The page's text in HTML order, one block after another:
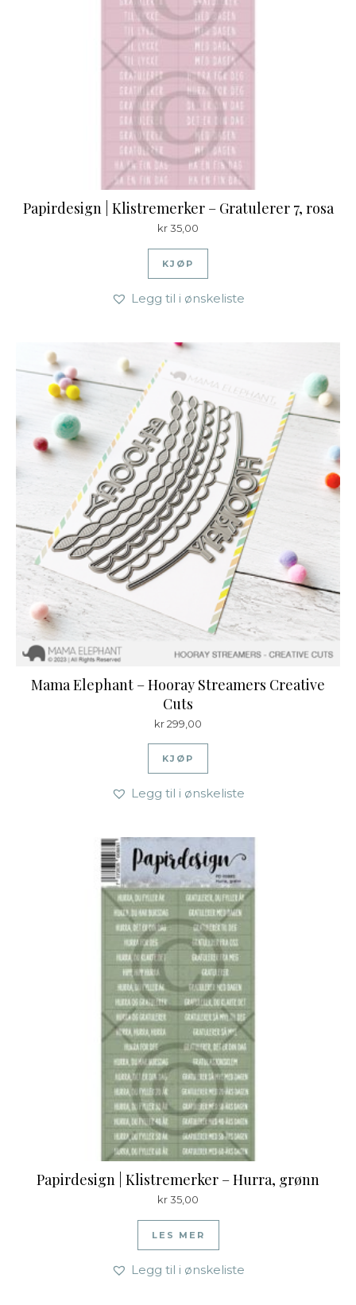
Papirdesign | Klistremerker – Gratulerer 7, rosa
kr35,00
KJØP
Legg til i ønskeliste
Mama Elephant – Hooray Streamers Creative
Cuts
kr299,00
KJØP
Legg til i ønskeliste
Papirdesign | Klistremerker – Hurra, grønn
kr35,00
LES MER
Legg til i ønskeliste